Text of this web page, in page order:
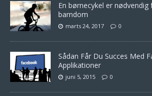
En børnecykel er
barndom
marts 24, 2017 0
Sådan Får Du Succes Med
Applikationer
juni 5, 2015 0